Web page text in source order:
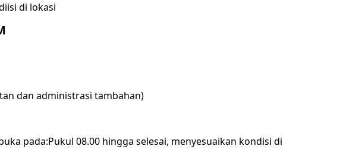
di lokasi
dan administrasi tambahan)
pada:Pukul 08.00 hingga selesai, menyesuaikan kondisi di